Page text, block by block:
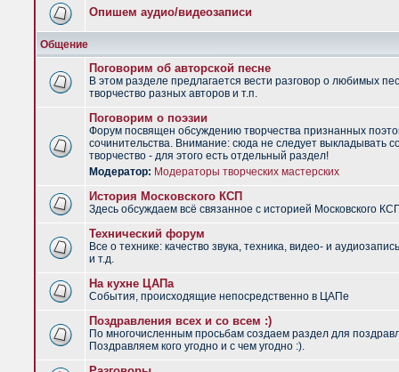
Опишем аудио/видеозаписи
Общение
Поговорим об авторской песне
В этом разделе предлагается вести разговор о любимых
творчество разных авторов и т.п.
Поговорим о поэзии
Форум посвящен обсуждению творчества признанных
сочинительства. Внимание: сюда не следует выкладывать
творчество - для этого есть отдельный раздел!
Модератор: Модераторы творческих мастерских
История Московского КСП
Здесь обсуждаем всё связанное с историей Московского
Технический форум
Все о технике: качество звука, техника, видео- и
и т.д.
На кухне ЦАПа
События, происходящие непосредственно в ЦАПе
Поздравления всех и со всем :)
По многочисленным просьбам создаем раздел для
Поздравляем кого угодно и с чем угодно :).